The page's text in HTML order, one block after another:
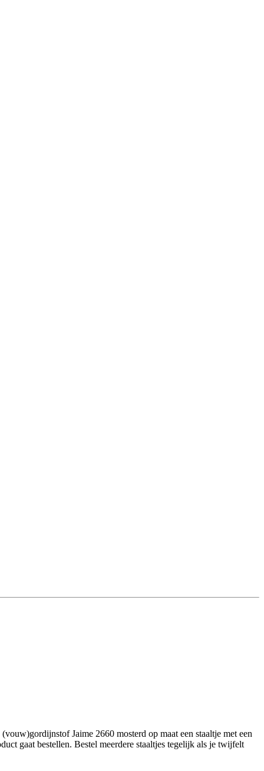
Jaime 2660 mosterd op maat een staaltje met een
gaat bestellen. Bestel meerdere staaltjes tegelijk als je twijfelt